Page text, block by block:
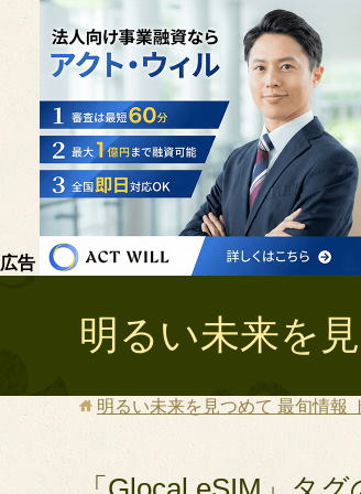
広告
明るい未来を
明るい未来を見つめて 最旬情報